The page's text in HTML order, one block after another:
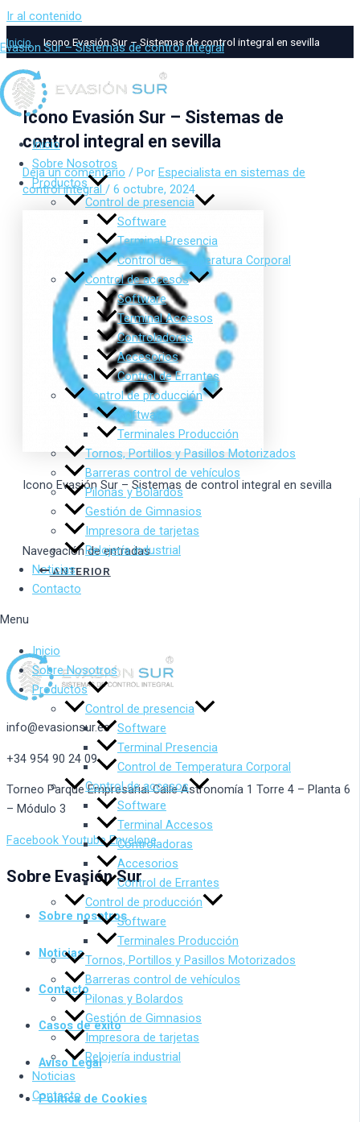
Ir al contenido
Evasion Sur – Sistemas de control integral
Inicio
Sobre Nosotros
Productos
Control de presencia
Software
Terminal Presencia
Control de Temperatura Corporal
Control de accesos
Software
Terminal Accesos
Controladoras
Accesorios
Control de Errantes
Control de producción
Software
Terminales Producción
Tornos, Portillos y Pasillos Motorizados
Barreras control de vehículos
Pilonas y Bolardos
Gestión de Gimnasios
Impresora de tarjetas
Relojería industrial
Noticias
Contacto
Menu
Inicio
Sobre Nosotros
Productos
Control de presencia
Software
Terminal Presencia
Control de Temperatura Corporal
Control de accesos
Software
Terminal Accesos
Controladoras
Accesorios
Control de Errantes
Control de producción
Software
Terminales Producción
Tornos, Portillos y Pasillos Motorizados
Barreras control de vehículos
Pilonas y Bolardos
Gestión de Gimnasios
Impresora de tarjetas
Relojería industrial
Noticias
Contacto
Inicio Icono Evasión Sur – Sistemas de control integral en sevilla
Icono Evasión Sur – Sistemas de
control integral en sevilla
Deja un comentario / Por Especialista en sistemas de
control integral / 6 octubre, 2024
Icono Evasión Sur – Sistemas de control integral en sevilla
Navegación de entradas
ANTERIOR
info@evasionsur.es
+34 954 90 24 09
Torneo Parque Empresarial Calle Astronomía 1 Torre 4 – Planta 6
– Módulo 3
Facebook Youtube Envelope
Sobre Evasión Sur
Sobre nosotros
Noticias
Contacto
Casos de éxito
Aviso Legal
Política de Cookies